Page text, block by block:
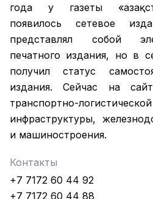
года у газеты
появилось сетевое
представлял собой
печатного издания, но в
получил статус
издания. Сейчас на
транспортно-
инфраструктуры,
и машиностроения.
Контакты
+7 7172 60 44 92
+7 7172 60 44 88